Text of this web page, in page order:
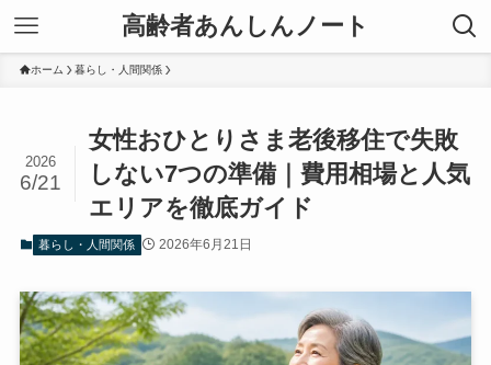
高齢者あんしんノート
ホーム 暮らし・人間関係
女性おひとりさま老後移住で失敗
しない7つの準備｜費用相場と人気
エリアを徹底ガイド
2026
6/21
暮らし・人間関係 2026年6月21日